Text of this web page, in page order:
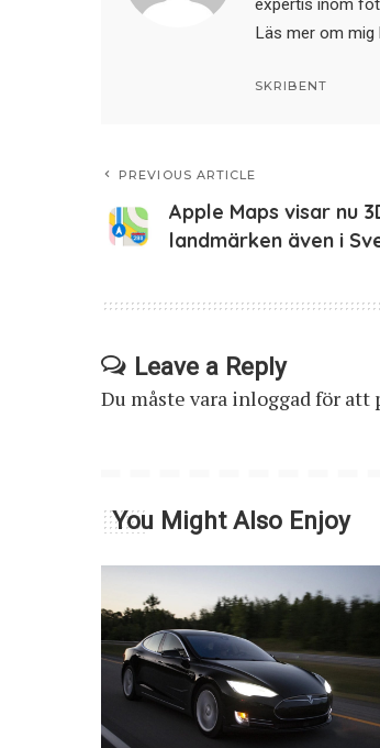
expertis inom
Läs mer om mig
SKRIBENT
PREVIOUS ARTICLE
Apple Maps visar nu
landmärken även i
Leave a Reply
Du måste vara inloggad för att
You Might Also Enjoy